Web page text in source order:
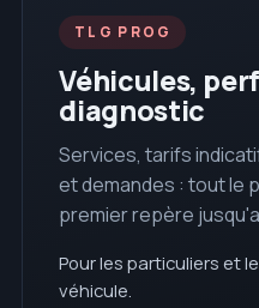
TLG PROG
Véhicules,
diagnostic
Services, tarifs
et demandes : tout le
premier repère
Pour les particuliers et
véhicule.